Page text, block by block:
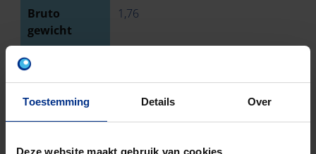
Toestemming Details Over
Deze website maakt gebruik van cookies
Bruto
gewicht
1,76
Discount
code